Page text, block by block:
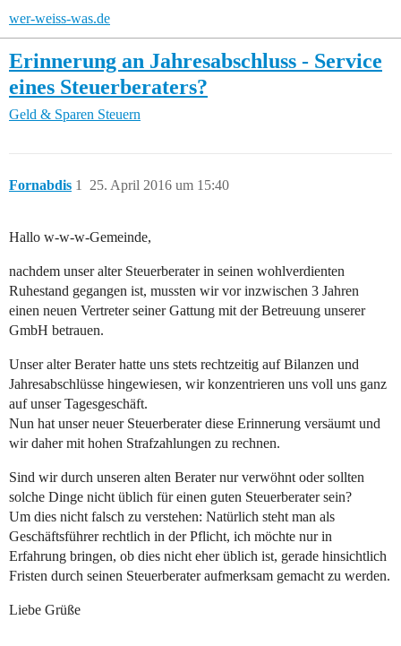
wer-weiss-was.de
Erinnerung an Jahresabschluss - Service
eines Steuerberaters?
Geld & Sparen Steuern
Fornabdis 25. April 2016 um 15:40
1
Hallo w-w-w-Gemeinde,
nachdem unser alter Steuerberater in seinen wohlverdienten
Ruhestand gegangen ist, mussten wir vor inzwischen 3 Jahren
einen neuen Vertreter seiner Gattung mit der Betreuung unserer
GmbH betrauen.
Unser alter Berater hatte uns stets rechtzeitig auf Bilanzen und
Jahresabschlüsse hingewiesen, wir konzentrieren uns voll uns ganz
auf unser Tagesgeschäft.
Nun hat unser neuer Steuerberater diese Erinnerung versäumt und
wir daher mit hohen Strafzahlungen zu rechnen.
Sind wir durch unseren alten Berater nur verwöhnt oder sollten
solche Dinge nicht üblich für einen guten Steuerberater sein?
Um dies nicht falsch zu verstehen: Natürlich steht man als
Geschäftsführer rechtlich in der Pflicht, ich möchte nur in
Erfahrung bringen, ob dies nicht eher üblich ist, gerade hinsichtlich
Fristen durch seinen Steuerberater aufmerksam gemacht zu werden.
Liebe Grüße